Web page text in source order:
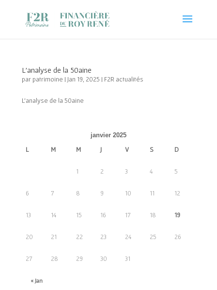
L’analyse de la 50aine
parpatrimoine | Jan 19, 2025 | F2R actualités
L’analyse de la 50aine
janvier 2025
L M M J V S D
« Jan
1 2 3 4 5
6 7 8 9 10 11 12
13 14 15 16 17 18 19
20 21 22 23 24 25 26
27 28 29 30 31